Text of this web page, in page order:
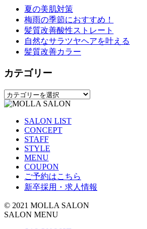
夏の美肌対策
梅雨の季節におすすめ！
髪質改善酸性ストレート
自然なサラツヤヘアを叶える
髪質改善カラー
カテゴリー
カ
テ
SALON LIST
CONCEPT
STAFF
STYLE
MENU
COUPON
ご予約はこちら
新卒採用・求人情報
© 2021 MOLLA SALON
SALON MENU